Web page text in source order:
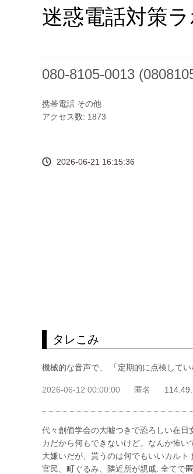
迷惑電話対策
080-8105-0013
携帯電話 その他
アクセス数: 1873
2026-06-21 16:15:36
タレこみ
機械的な音声で、 「定期的に点検して
2026-06-12 00:00:00 匿名
代々創価学会の大嘘つきで恐ろしい在
カだから何もできないけど。なんか怖
大嫌いだが、貰うのは何でもいいカルト
官民、町ぐるみ、隣近所が親戚. 全てで